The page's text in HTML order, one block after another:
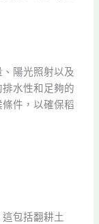
陽光照射以及
水性和足夠的
件，以確保稻
包括翻耕土